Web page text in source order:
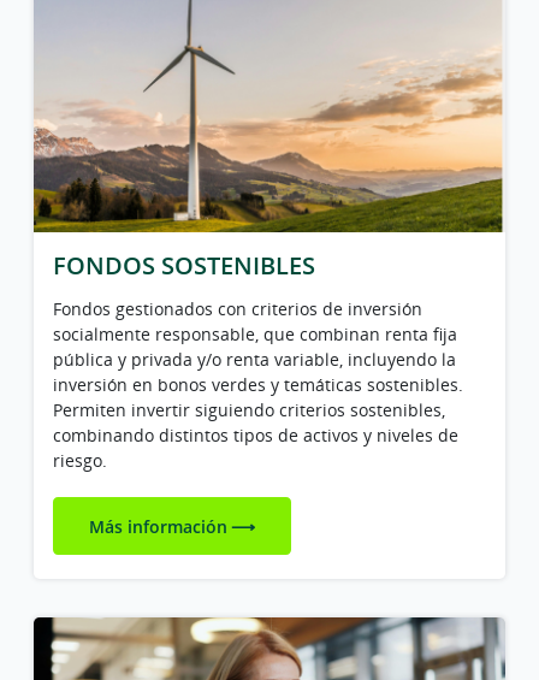
FONDOS SOSTENIBLES
Fondos gestionados con criterios de inversión
socialmente responsable, que combinan renta fija
pública y privada y/o renta variable, incluyendo la
inversión en bonos verdes y temáticas sostenibles.
Permiten invertir siguiendo criterios sostenibles,
combinando distintos tipos de activos y niveles de
riesgo.
Más información